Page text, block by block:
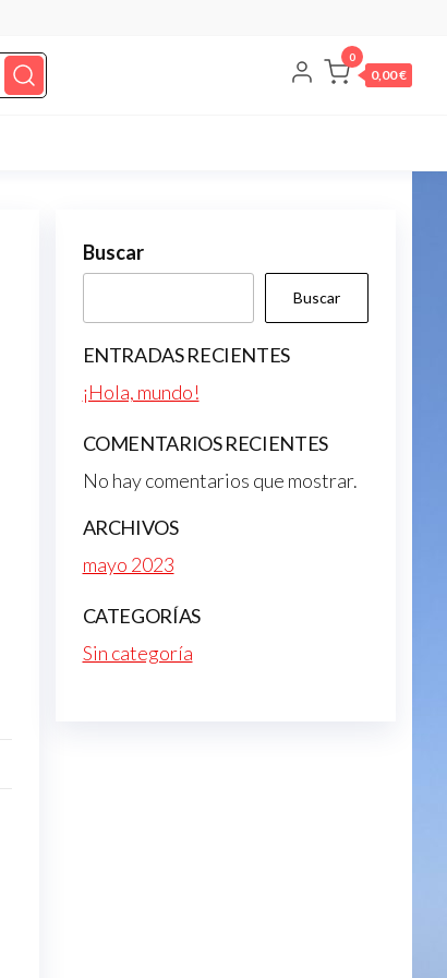
0
0,00 €
Buscar
Buscar
ENTRADAS RECIENTES
¡Hola, mundo!
COMENTARIOS RECIENTES
No hay comentarios que mostrar.
ARCHIVOS
mayo 2023
CATEGORÍAS
Sin categoría